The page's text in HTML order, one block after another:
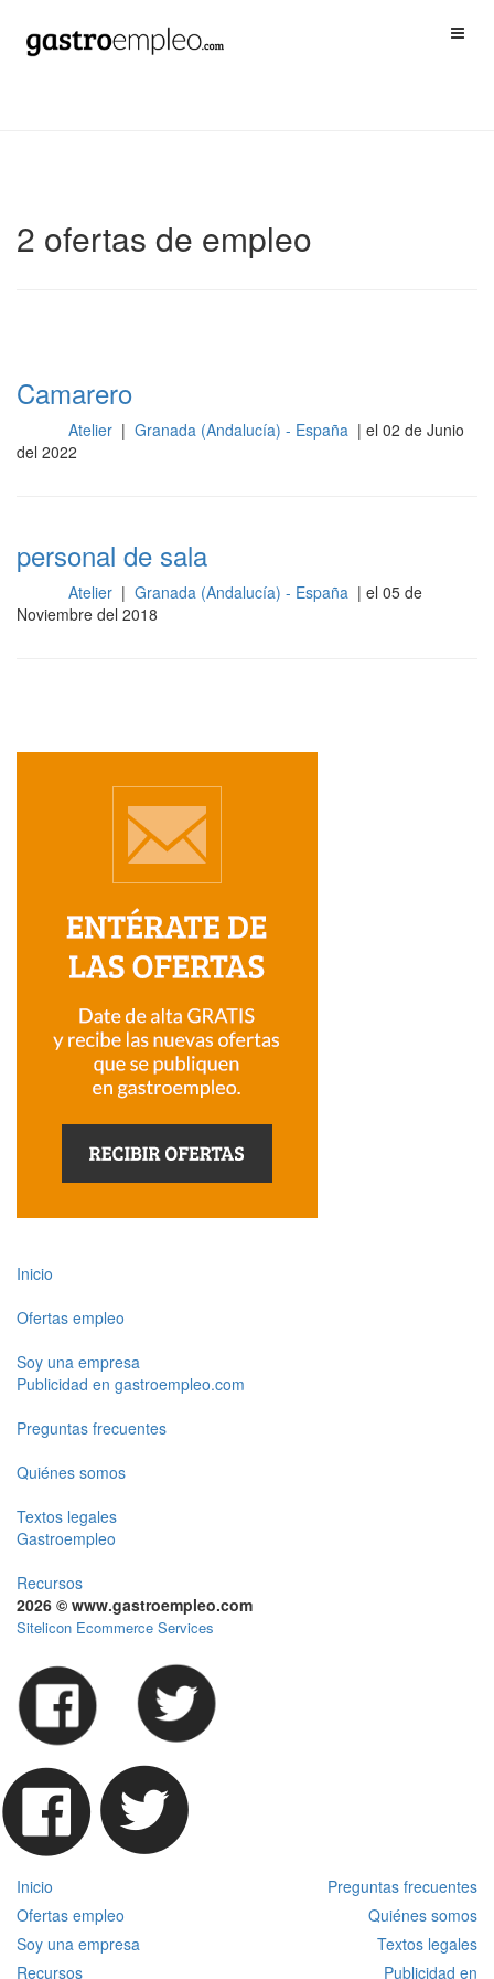
2 ofertas de empleo
Camarero
Atelier | Granada (Andalucía) - España | el 02 de Junio
del 2022
personal de sala
Atelier | Granada (Andalucía) - España | el 05 de
Noviembre del 2018
Inicio
Ofertas empleo
Soy una empresa
Publicidad en gastroempleo.com
Preguntas frecuentes
Quiénes somos
Textos legales
Gastroempleo
Recursos
2026 © www.gastroempleo.com
Sitelicon Ecommerce Services
Inicio
Preguntas frecuentes
Ofertas empleo
Quiénes somos
Soy una empresa
Textos legales
Recursos
Publicidad en